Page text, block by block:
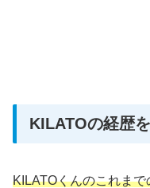
KILATOの経歴
KILATOくんのこれま